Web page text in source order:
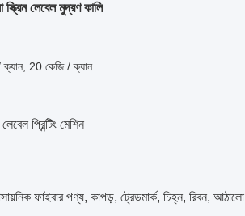
স্ক্রিন লেবেল মুদ্রণ কালি
20 কেজি / ক্যান
প্রিন্টিং মেশিন
ফাইবার পণ্য, কাপড়, ট্রেডমার্ক, চিহ্ন, রিবন,